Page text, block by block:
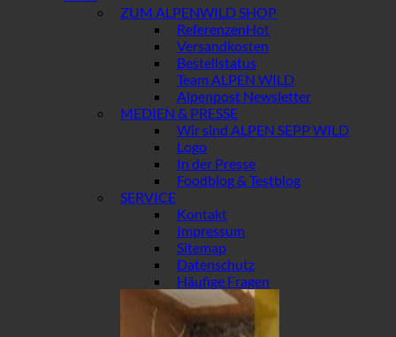
ZUM ALPENWILD SHOP
Referenzen
Versandkosten
Bestellstatus
Team ALPEN WILD
Alpenpost Newsletter
MEDIEN & PRESSE
Wir sind ALPEN SEPP WILD
Logo
In der Presse
Foodblog & Testblog
SERVICE
Kontakt
Impressum
Sitemap
Datenschutz
Häufige Fragen